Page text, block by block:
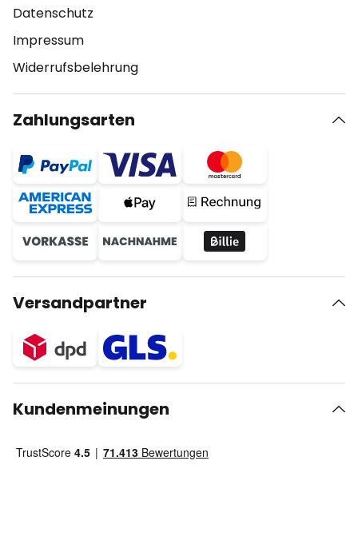
Datenschutz
Impressum
Widerrufsbelehrung
Zahlungsarten
Versandpartner
Kundenmeinungen